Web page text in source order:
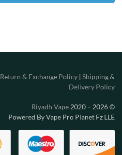
Return & Exchange Policy | Shipping &
Delivery Policy
©
Riyadh Vape 2020 – 2026
Powered By Vape Pro Planet Fz LLE